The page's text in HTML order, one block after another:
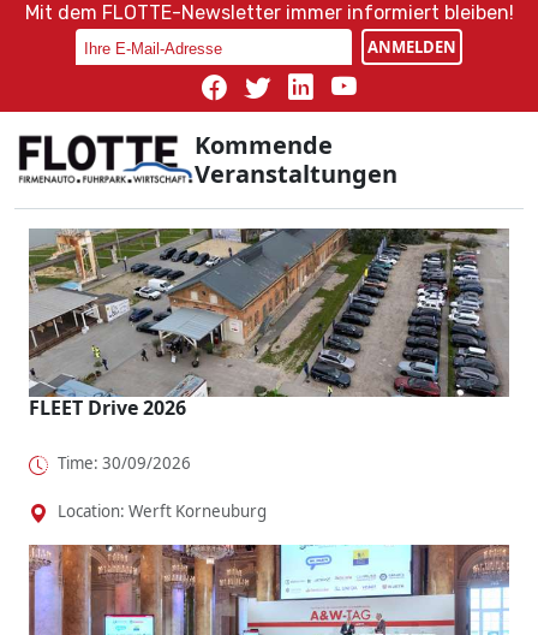
Mit dem FLOTTE-Newsletter immer informiert bleiben!
ANMELDEN
Kommende
Veranstaltungen
FLEET Drive 2026
Time: 30/09/2026
Location: Werft Korneuburg